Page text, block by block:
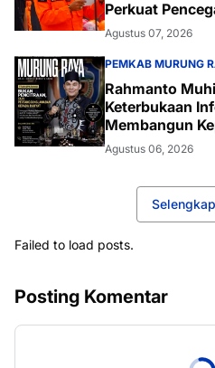
Perkuat
Agustus 07, 2026
PEMKAB MURUNG
Rahmanto
Keterbukaan
Membangun
Agustus 06, 2026
Failed to load posts.
Posting Komentar